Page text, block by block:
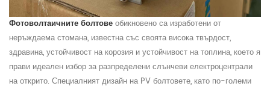
Фотоволтаичните болтовеобикновено са изработени от
неръждаема стомана, известна със своята висока твърдост,
здравина, устойчивост на корозия и устойчивост на топлина, което я
прави идеален избор за разпределени слънчеви електроцентрали
на открито. Специалният дизайн на PV болтовете, като по-големи